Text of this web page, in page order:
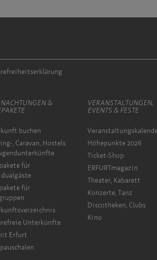
&
buchen
, Caravan, Hostels
für
für
Unterkünfte
Erfurt
VERANSTALTUNGEN,
EVENTS & FESTE
Höhepunkte 2026
Ticket-Shop
ERFURTmagazin
Theater, Kabarett
Konzerte, Tanz
Discotheken, Clubs
Kino